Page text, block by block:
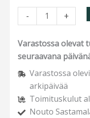
- +
Varastossa olevat
seuraavana
Varastossa
arkipäivää
Toimituskulut
Nouto